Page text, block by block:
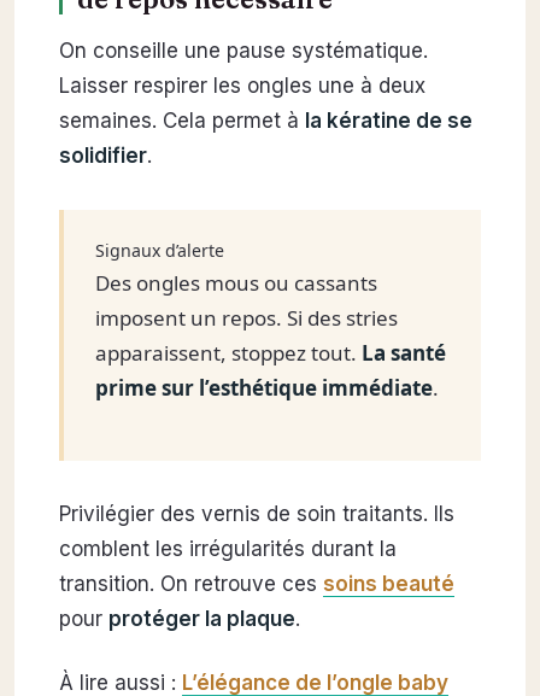
On conseille une pause systématique.
Laisser respirer les ongles une à deux
semaines. Cela permet à la kératine de se
solidifier.
Signaux d’alerte
Des ongles mous ou cassants
imposent un repos. Si des stries
apparaissent, stoppez tout. La santé
prime sur l’esthétique immédiate.
Privilégier des vernis de soin traitants. Ils
comblent les irrégularités durant la
transition. On retrouve ces soins beauté
pour protéger la plaque.
À lire aussi : L’élégance de l’ongle baby